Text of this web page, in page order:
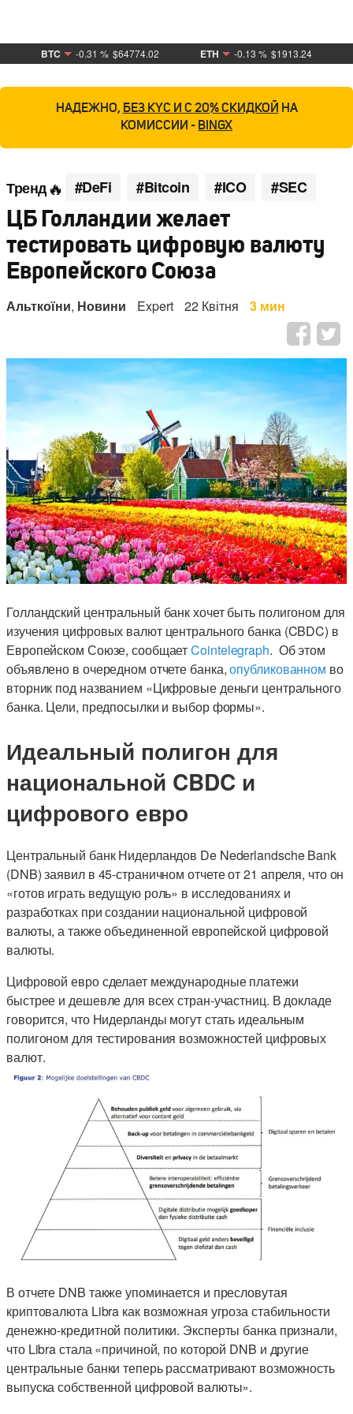
BTC -0.31 % $64774.02 ETH -0.13 % $1913.24
НАДЕЖНО, БЕЗ KYC И С 20% СКИДКОЙ НА
КОМИССИИ - BINGX
Тренд #DeFi #Bitcoin #ICO #SEC
ЦБ Голландии желает
тестировать цифровую валюту
Европейского Союза
Альткоїни, Новини Expert 22 Квітня 3 мин
Голландский центральный банк хочет быть полигоном для
изучения цифровых валют центрального банка (CBDC) в
Европейском Союзе, сообщаетCointelegraph. Об этом
объявлено в очередном отчете банка,опубликованном во
вторник под названием «Цифровые деньги центрального
банка. Цели, предпосылки и выбор формы».
Идеальный полигон для
национальной CBDC и
цифрового евро
Центральный банк Нидерландов De Nederlandsche Bank
(DNB) заявил в 45-страничном отчете от 21 апреля, что он
«готов играть ведущую роль» в исследованиях и
разработках при создании национальной цифровой
валюты, а также объединенной европейской цифровой
валюты.
Цифровой евро сделает международные платежи
быстрее и дешевле для всех стран-участниц. В докладе
говорится, что Нидерланды могут стать идеальным
полигоном для тестирования возможностей цифровых
валют.
В отчете DNB также упоминается и пресловутая
криптовалюта Libra как возможная угроза стабильности
денежно-кредитной политики. Эксперты банка признали,
что Libra стала «причиной, по которой DNB и другие
центральные банки теперь рассматривают возможность
выпуска собственной цифровой валюты».